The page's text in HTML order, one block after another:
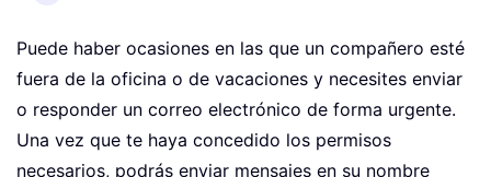
Puede haber ocasiones en las que un compañero esté
fuera de la oficina o de vacaciones y necesites enviar
o responder un correo electrónico de forma urgente.
Una vez que te haya concedido los permisos
necesarios, podrás enviar mensajes en su nombre